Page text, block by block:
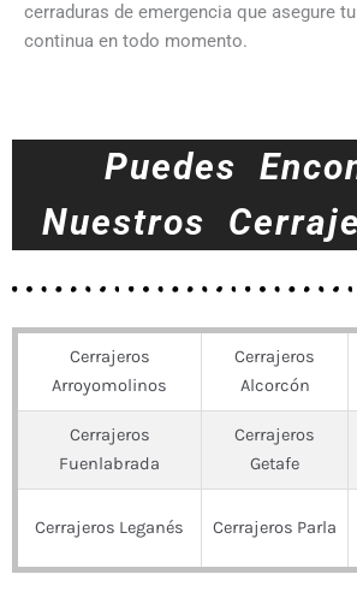
cerraduras de emergencia que asegure
continua en todo momento.
Puedes
Nuestros
Cerrajeros
Arroyomolinos
Cerrajeros
Alcorcón
Cerrajeros
Fuenlabrada
Cerrajeros
Getafe
Cerrajeros Leganés Cerrajeros Parla